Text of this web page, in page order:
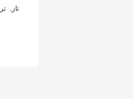
تازہ